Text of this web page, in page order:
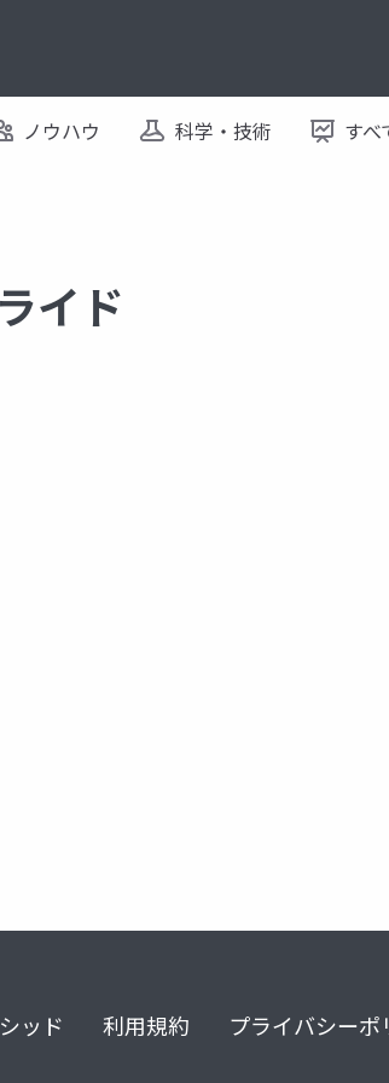
ノウハウ 科学・技術 すべ
イド
ッド 利用規約 プライバシーポ